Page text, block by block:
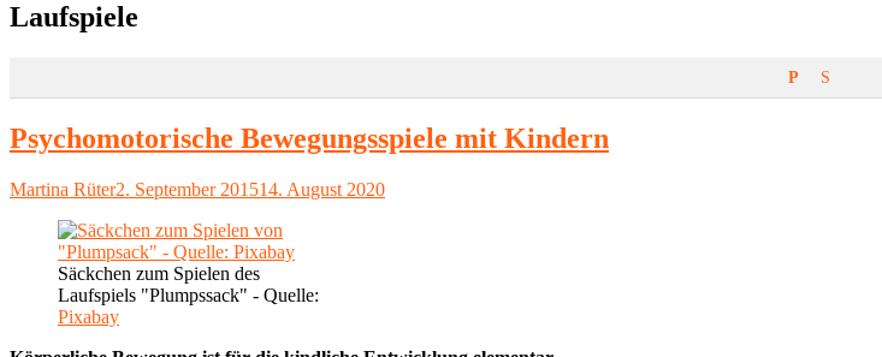
Schlagwort:
Laufspiele
P S
Psychomotorische Bewegungsspiele mit Kindern
Autor
Martina RüterVeröffentlicht
2. September 201514. August 2020
Säckchen zum Spielen des
Laufspiels "Plumpssack" - Quelle:
Pixabay